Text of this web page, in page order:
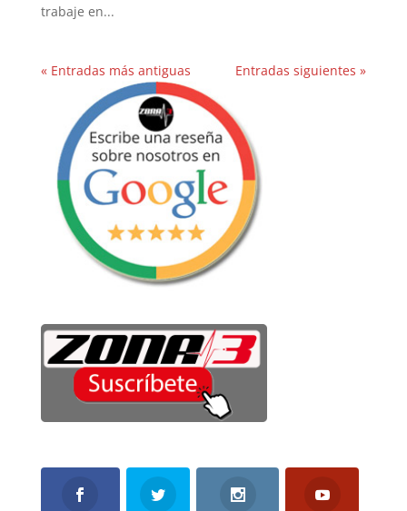
trabaje en...
« Entradas más antiguas Entradas siguientes »